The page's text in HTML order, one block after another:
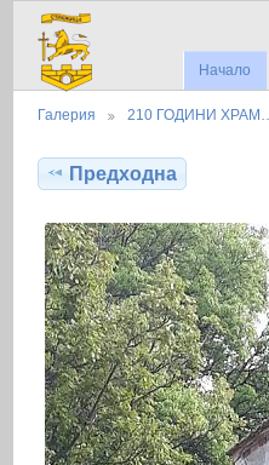
Начало
Галерия 210 ГОДИНИ ХРАМ…
Предходна